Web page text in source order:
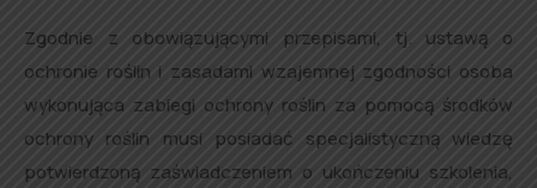
Zgodnie z obowiązującymi przepisami, tj. ustawą o
ochronie roślin i zasadami wzajemnej zgodności osoba
wykonująca zabiegi ochrony roślin za pomocą środków
ochrony roślin musi posiadać specjalistyczną wiedzę
potwierdzoną zaświadczeniem o ukończeniu szkolenia,